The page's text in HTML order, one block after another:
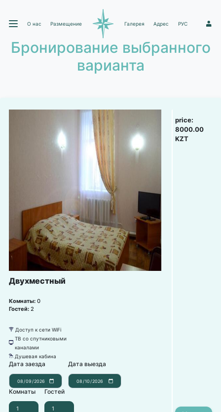
О нас Размещение Галерея Адрес РУС 1
Бронирование выбранного
варианта
Двухместный
Комнаты: 0
Гостей: 2
뀄 Доступ к сети WiFi
넎
ТВ со спутниковыми
каналами
댴 Душевая кабина
Дата заезда Дата выезда
Комнаты Гостей
price:
8000.00
KZT